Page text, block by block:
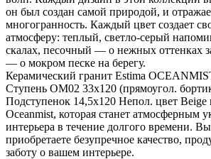
он был создан самой природой, и
многогранность. Каждый цвет создает
атмосферу: теплый, светло-серый
скалах, песочный — о нежных оттенках
— о мокром песке на берегу.
Керамический гранит Estima
Ступень OM02 33x120 (прямоугол.
Подступенок 14,5x120 Непол. цвет Beige
Oceanmist, которая станет атмосферным
интерьера в течение долгого времени.
приобретаете безупречное качество,
заботу о вашем интерьере.